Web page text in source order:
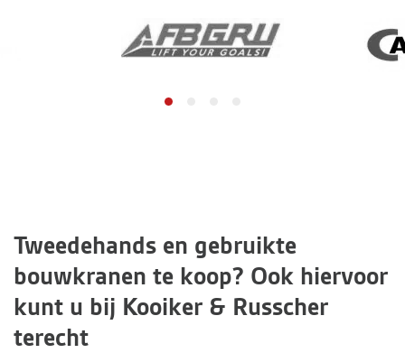
Tweedehands en gebruikte
bouwkranen te koop? Ook hiervoor
kunt u bij Kooiker & Russcher
terecht